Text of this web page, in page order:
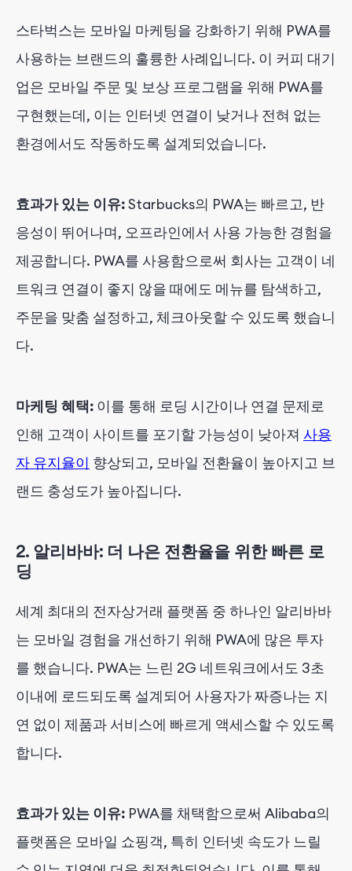
스타벅스는 모바일 마케팅을 강화하기 위해 PWA를
사용하는 브랜드의 훌륭한 사례입니다. 이 커피 대기
업은 모바일 주문 및 보상 프로그램을 위해 PWA를
구현했는데, 이는 인터넷 연결이 낮거나 전혀 없는
환경에서도 작동하도록 설계되었습니다.
효과가 있는 이유:Starbucks의 PWA는 빠르고, 반
응성이 뛰어나며, 오프라인에서 사용 가능한 경험을
제공합니다. PWA를 사용함으로써 회사는 고객이 네
트워크 연결이 좋지 않을 때에도 메뉴를 탐색하고,
주문을 맞춤 설정하고, 체크아웃할 수 있도록 했습니
다.
마케팅 혜택: 이를 통해 로딩 시간이나 연결 문제로
인해 고객이 사이트를 포기할 가능성이 낮아져 사용
자 유지율이 향상되고, 모바일 전환율이 높아지고 브
랜드 충성도가 높아집니다.
2. 알리바바: 더 나은 전환율을 위한 빠른 로
딩
세계 최대의 전자상거래 플랫폼 중 하나인 알리바바
는 모바일 경험을 개선하기 위해 PWA에 많은 투자
를 했습니다. PWA는 느린 2G 네트워크에서도 3초
이내에 로드되도록 설계되어 사용자가 짜증나는 지
연 없이 제품과 서비스에 빠르게 액세스할 수 있도록
합니다.
효과가 있는 이유: PWA를 채택함으로써 Alibaba의
플랫폼은 모바일 쇼핑객, 특히 인터넷 속도가 느릴